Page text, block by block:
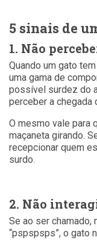
5 sinais de
1. Não
Quando um gato
uma gama de
possível surdez do
perceber a chegada
O mesmo vale para
maçaneta girando.
recepcionar quem
surdo.
2. Não
Se ao ser
“pspspsps”, o gato